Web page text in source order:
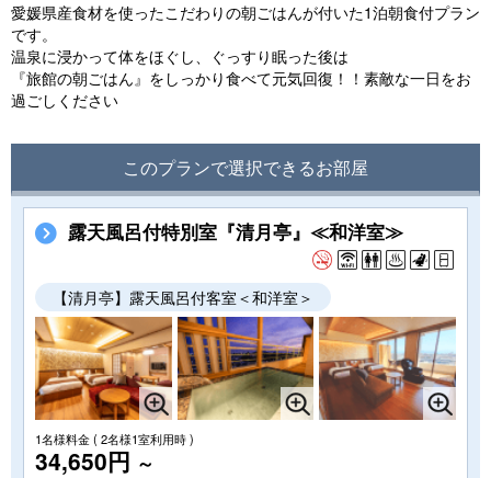
愛媛県産食材を使ったこだわりの朝ごはんが付いた1泊朝食付プラン
です。
温泉に浸かって体をほぐし、ぐっすり眠った後は
『旅館の朝ごはん』をしっかり食べて元気回復！！素敵な一日をお
過ごしください
このプランで選択できるお部屋
露天風呂付特別室『清月亭』≪和洋室≫
【清月亭】露天風呂付客室＜和洋室＞
1名様料金( 2名様1室利用時 )
34,650円 ～